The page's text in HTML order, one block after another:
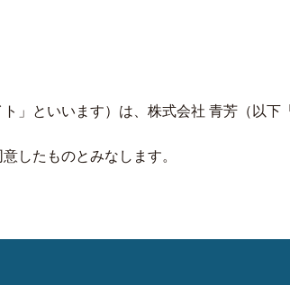
」といいます）は、株式会社 青芳（以下
したものとみなします。